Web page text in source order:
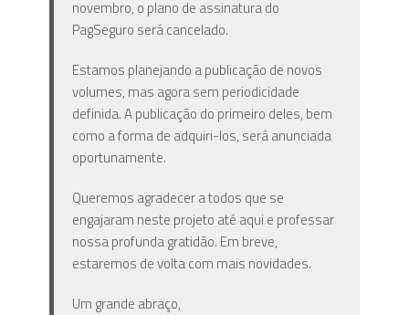
novembro, o plano de assinatura do
PagSeguro será cancelado.
Estamos planejando a publicação de novos
volumes, mas agora sem periodicidade
definida. A publicação do primeiro deles, bem
como a forma de adquiri-los, será anunciada
oportunamente.
Queremos agradecer a todos que se
engajaram neste projeto até aqui e professar
nossa profunda gratidão. Em breve,
estaremos de volta com mais novidades.
Um grande abraço,